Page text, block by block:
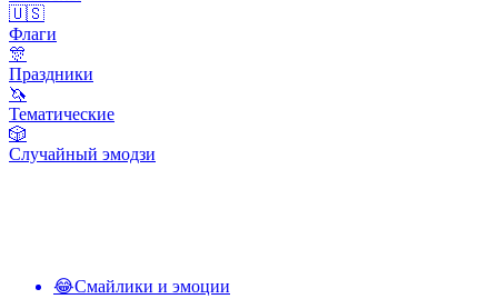
🇺🇸
Флаги
🎊
Праздники
🦄
Тематические
🎲
Случайный эмодзи
😂Смайлики и эмоции